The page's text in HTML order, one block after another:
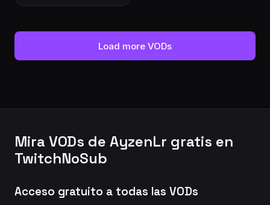
Load more VODs
Mira VODs de AyzenLr gratis en
TwitchNoSub
Acceso gratuito a todas las VODs